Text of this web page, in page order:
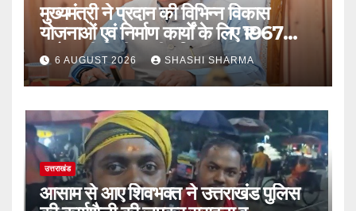
मुख्यमंत्री ने प्रदान की विभिन्न विकास
योजनाओं एवं निर्माण कार्यों के लिए ₹1967
करोड़ की वित्तीय स्वीकृति
6 AUGUST 2026 SHASHI SHARMA
उत्तराखंड
आसाम से आए शिवभक्त ने उत्तराखंड पुलिस